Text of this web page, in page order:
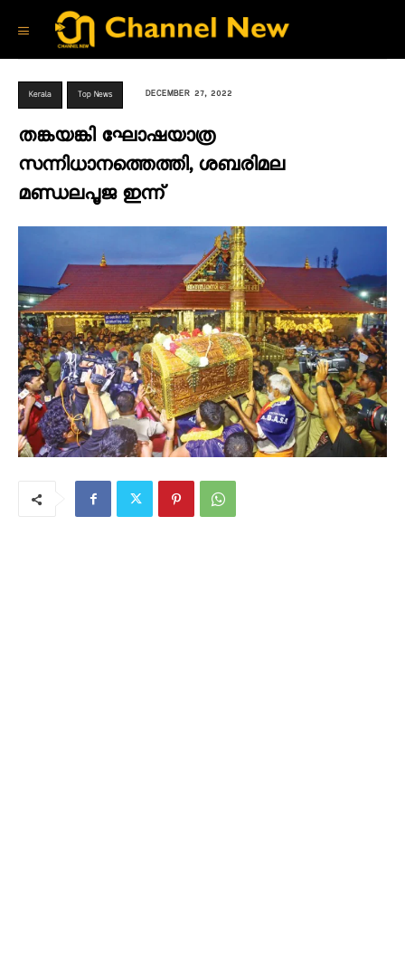
Kerala Top News DECEMBER 27, 2022
തങ്കയങ്കി ഘോഷയാത്ര
സന്നിധാനത്തെത്തി, ശബരിമല
മണ്ഡലപൂജ ഇന്ന്